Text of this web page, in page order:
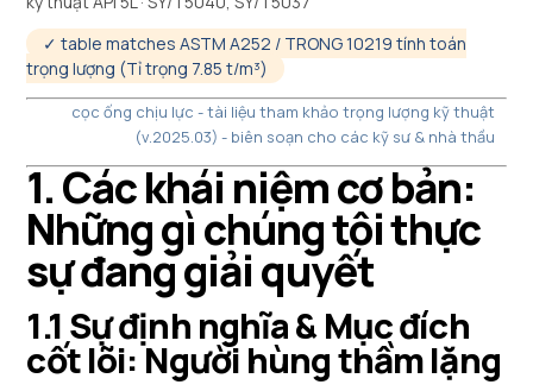
✓ table matches ASTM A252 / TRONG 10219 tính toán
trọng lượng (Tỉ trọng 7.85 t/m³)
cọc ống chịu lực - tài liệu tham khảo trọng lượng kỹ thuật
(v.2025.03) - biên soạn cho các kỹ sư & nhà thầu
1. Các khái niệm cơ bản:
Những gì chúng tôi thực
sự đang giải quyết
1.1 Sự định nghĩa & Mục đích
cốt lõi: Người hùng thầm lặng